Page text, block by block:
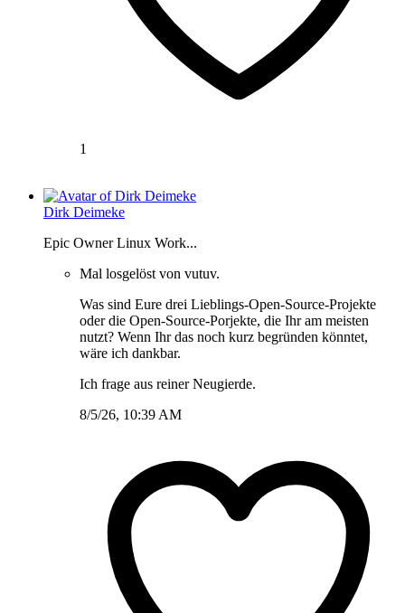
1
Dirk Deimeke
Epic Owner Linux Work...
Mal losgelöst von vutuv.
Was sind Eure drei Lieblings-Open-Source-Projekte
oder die Open-Source-Porjekte, die Ihr am meisten
nutzt? Wenn Ihr das noch kurz begründen könntet,
wäre ich dankbar.
Ich frage aus reiner Neugierde.
8/5/26, 10:39 AM